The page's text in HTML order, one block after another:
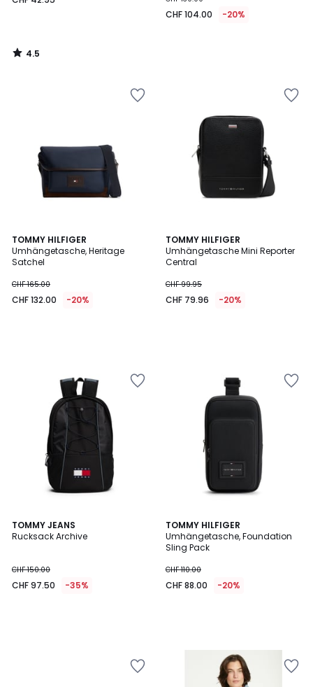
4.5
/
CHF 104.00 -20%
TOMMY HILFIGER
Umhängetasche, Heritage
Satchel
CHF 165.00
CHF 132.00 -20%
TOMMY HILFIGER
Umhängetasche Mini Reporter
Central
CHF 99.95
CHF 79.96 -20%
TOMMY JEANS
Rucksack Archive
CHF 150.00
CHF 97.50 -35%
TOMMY HILFIGER
Umhängetasche, Foundation
Sling Pack
CHF 110.00
CHF 88.00 -20%